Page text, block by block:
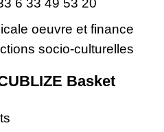
oeuvre et finance
socio-culturelles
Basket